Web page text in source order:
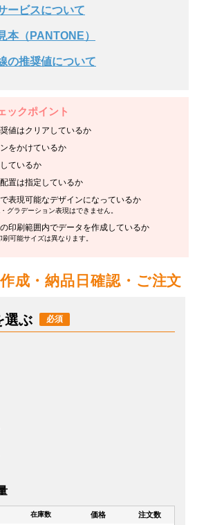
ービスについて
本（PANTONE）
の推奨値について
ックポイント
値はクリアしているか
をかけているか
ているか
置は指定しているか
表現可能なデザインになっているか
グラデーション表現はできません。
印刷範囲内でデータを作成しているか
可能サイズは異なります。
成・納品日確認・ご注文
選ぶ
在庫数 価格 注文数